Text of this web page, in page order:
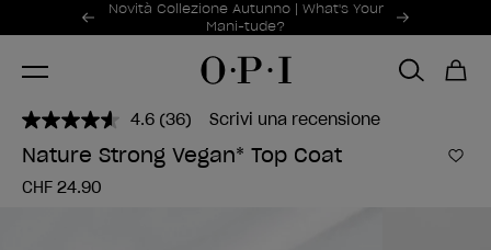
Offerte promozionali
Novità Collezione Autunno | What's Your
Mani-tude?
Item 1 of 2
4.6 Leggi
36
recensioni.
(36) Scrivi una recensione
Nature Strong Vegan* Top Coat
CHF 24.90